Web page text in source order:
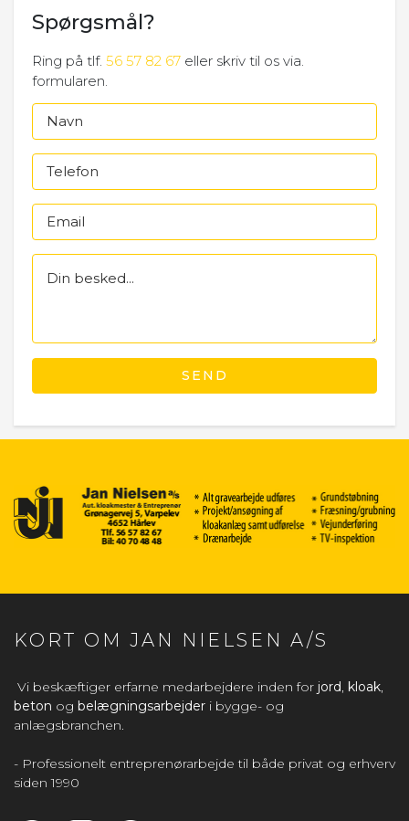
Spørgsmål?
Ring på tlf. 56 57 82 67 eller skriv til os via.
formularen.
KORT OM JAN NIELSEN A/S
Vi beskæftiger erfarne medarbejdere inden for jord, kloak,
beton og belægningsarbejder i bygge- og
anlægsbranchen.
- Professionelt entreprenørarbejde til både privat og erhverv
siden 1990